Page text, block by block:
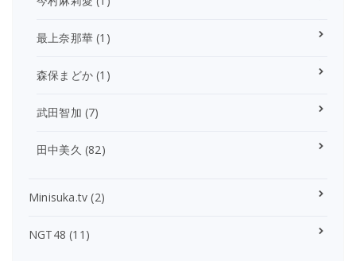
最上奈那華 (1)
森保まどか (1)
武田智加 (7)
田中美久 (82)
Minisuka.tv (2)
NGT48 (11)